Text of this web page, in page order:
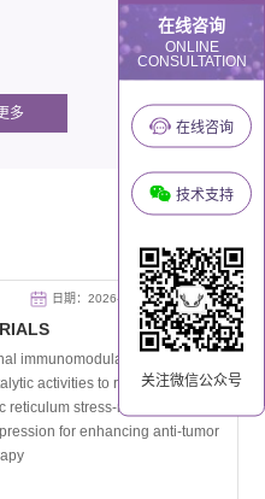
多
IF：12.9
日期：2026-05-28
immunomodulator with
activities to reprogram
reticulum stress-mediated
for enhancing anti-tumor
在线咨询
ONLINE
CONSULTATION
在线咨询
技术支持
关注微信公众号